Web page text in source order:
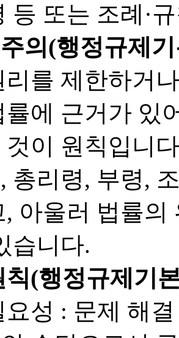
등 또는 조례·
의(행정규제
리를 제한하거
률에 근거가 있
것이 원칙입니
총리령, 부령,
, 아울러 법률
습니다.
칙(행정규제기
요성 : 문제 해